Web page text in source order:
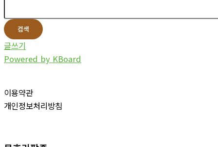
검색
글쓰기
Powered by KBoard
이용약관
개인정보처리방침